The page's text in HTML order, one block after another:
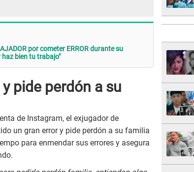
por cometer ERROR durante su
haz bien tu trabajo"
pide perdón a su
de Instagram, el exjugador de
un gran error y pide perdón a su familia
para enmendar sus errores y asegura